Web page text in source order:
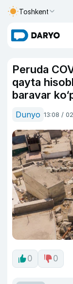
Toshkent
Peruda
qayta
baravar
Dunyo 13:08 /
0 0